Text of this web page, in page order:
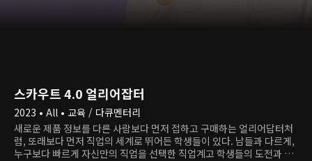
스카우트 4.0 얼리어잡터
2023 • All • 교육 / 다큐멘터리
새로운 제품 정보를 다른 사람보다 먼저 접하고 구매하는 얼리어답터처
럼, 또래보다 먼저 직업의 세계로 뛰어든 학생들이 있다. 남들과 다르게,
누구보다 빠르게 자신만의 직업을 선택한 직업계고 학생들의 도전과 꿈